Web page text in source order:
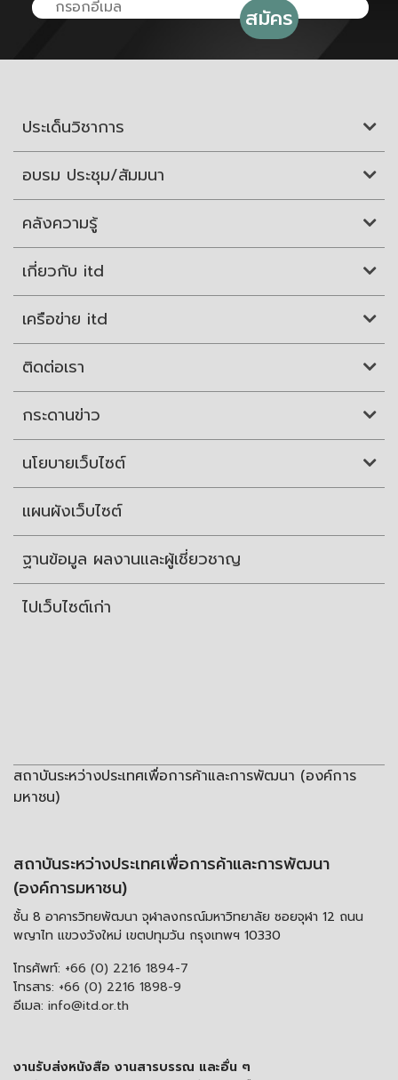
ประเด็นวิชาการ
อบรม ประชุม/สัมมนา
คลังความรู้
เกี่ยวกับ itd
เครือข่าย itd
ติดต่อเรา
กระดานข่าว
นโยบายเว็บไซต์
แผนผังเว็บไซต์
ฐานข้อมูล ผลงานและผู้เชี่ยวชาญ
ไปเว็บไซต์เก่า
สถาบันระหว่างประเทศเพื่อการค้าและการพัฒนา (องค์การ
มหาชน)
สถาบันระหว่างประเทศเพื่อการค้าและการพัฒนา
(องค์การมหาชน)
ชั้น 8 อาคารวิทยพัฒนา จุฬาลงกรณ์มหาวิทยาลัย ซอยจุฬา 12 ถนน
พญาไท แขวงวังใหม่ เขตปทุมวัน กรุงเทพฯ 10330
โทรศัพท์: +66 (0) 2216 1894-7
โทรสาร: +66 (0) 2216 1898-9
อีเมล: info@itd.or.th
งานรับส่งหนังสือ งานสารบรรณ และอื่น ๆ